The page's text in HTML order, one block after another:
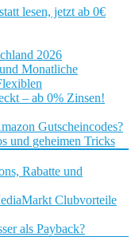
lesen, jetzt ab 0€
2026
Monatliche
– ab 0% Zinsen!
Gutscheincodes?
und geheimen Tricks
Rabatte und
Clubvorteile
als Payback?